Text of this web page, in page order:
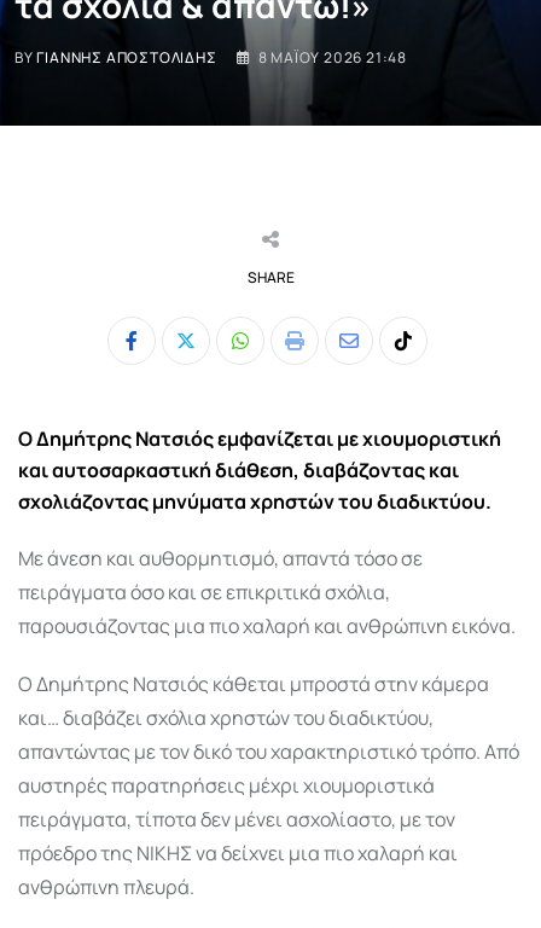
BYΓΙΆΝΝΗΣ ΑΠΟΣΤΟΛΊΔΗΣ 8 ΜΑΪ́ΟΥ 2026 21:48
SHARE
Whatsapp
Print
ShareTiktok
ΟΔημήτρης Νατσιόςεμφανίζεται με χιουμοριστική
και αυτοσαρκαστική διάθεση, διαβάζοντας και
σχολιάζοντας μηνύματα χρηστών του διαδικτύου.
Με άνεση και αυθορμητισμό, απαντά τόσο σε
πειράγματα όσο και σε επικριτικά σχόλια,
παρουσιάζοντας μια πιο χαλαρή και ανθρώπινη εικόνα.
Ο Δημήτρης Νατσιός κάθεται μπροστά στην κάμερα
και… διαβάζει σχόλια χρηστών του διαδικτύου,
απαντώντας με τον δικό του χαρακτηριστικό τρόπο. Από
αυστηρές παρατηρήσεις μέχρι χιουμοριστικά
πειράγματα, τίποτα δεν μένει ασχολίαστο, με τον
πρόεδρο της ΝΙΚΗΣ να δείχνει μια πιο χαλαρή και
ανθρώπινη πλευρά.